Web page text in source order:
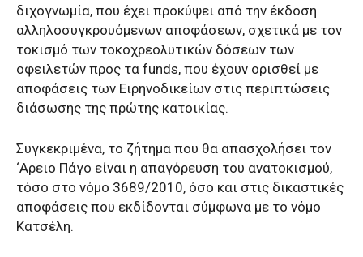
διχογνωμία, που έχει προκύψει από την έκδοση
αλληλοσυγκρουόμενων αποφάσεων, σχετικά με τον
τοκισμό των τοκοχρεολυτικών δόσεων των
οφειλετών προς τα funds, που έχουν ορισθεί με
αποφάσεις των Ειρηνοδικείων στις περιπτώσεις
διάσωσης της πρώτης κατοικίας.
Συγκεκριμένα, το ζήτημα που θα απασχολήσει τον
‘Αρειο Πάγο είναι η απαγόρευση του ανατοκισμού,
τόσο στο νόμο 3689/2010, όσο και στις δικαστικές
αποφάσεις που εκδίδονται σύμφωνα με το νόμο
Κατσέλη.